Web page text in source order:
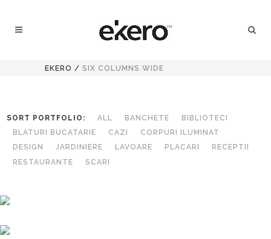
EKERO / SIX COLUMNS WIDE
SORT PORTFOLIO: ALL BANCHETE
BIBLIOTECI
BLATURI BUCATARIE
CAZI
CORPURI ILUMINAT
DESIGN
JARDINIERE LAVOARE PLACARI
RECEPTII
RESTAURANTE
SCARI